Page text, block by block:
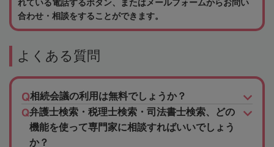
れている電話するボタン、またはメールフォームからお問い
合わせ・相談をすることができます。
よくある質問
相続会議の利用は無料でしょうか？
弁護士検索・税理士検索・司法書士検索、どの
機能を使って専門家に相談すればいいでしょう
か？